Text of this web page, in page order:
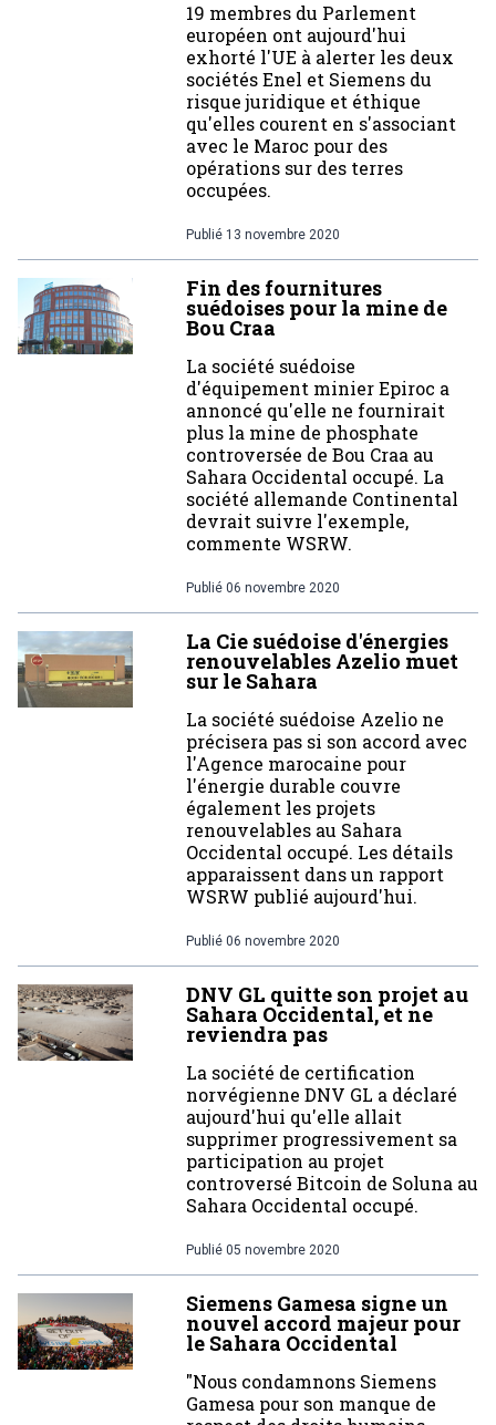
19 membres du Parlement
européen ont aujourd'hui
exhorté l'UE à alerter les deux
sociétés Enel et Siemens du
risque juridique et éthique
qu'elles courent en s'associant
avec le Maroc pour des
opérations sur des terres
occupées.
Publié 13 novembre 2020
Fin des fournitures
suédoises pour la mine de
Bou Craa
La société suédoise
d'équipement minier Epiroc a
annoncé qu'elle ne fournirait
plus la mine de phosphate
controversée de Bou Craa au
Sahara Occidental occupé. La
société allemande Continental
devrait suivre l'exemple,
commente WSRW.
Publié 06 novembre 2020
La Cie suédoise d'énergies
renouvelables Azelio muet
sur le Sahara
La société suédoise Azelio ne
précisera pas si son accord avec
l'Agence marocaine pour
l'énergie durable couvre
également les projets
renouvelables au Sahara
Occidental occupé. Les détails
apparaissent dans un rapport
WSRW publié aujourd'hui.
Publié 06 novembre 2020
DNV GL quitte son projet au
Sahara Occidental, et ne
reviendra pas
La société de certification
norvégienne DNV GL a déclaré
aujourd'hui qu'elle allait
supprimer progressivement sa
participation au projet
controversé Bitcoin de Soluna au
Sahara Occidental occupé.
Publié 05 novembre 2020
Siemens Gamesa signe un
nouvel accord majeur pour
le Sahara Occidental
"Nous condamnons Siemens
Gamesa pour son manque de